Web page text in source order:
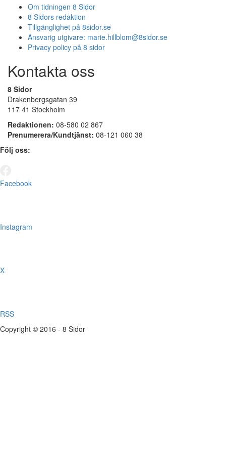
Om tidningen 8 Sidor
8 Sidors redaktion
Tillgänglighet på 8sidor.se
Ansvarig utgivare: marie.hillblom@8sidor.se
Privacy policy på 8 sidor
Kontakta oss
8 Sidor
Drakenbergsgatan 39
117 41 Stockholm
Redaktionen: 08-580 02 867
Prenumerera/Kundtjänst: 08-121 060 38
Följ oss:
Facebook
Instagram
X
RSS
Copyright © 2016 - 8 Sidor